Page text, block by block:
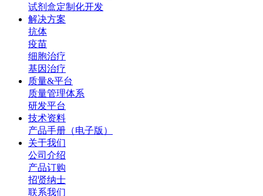
试剂盒定制化开发
解决方案
抗体
疫苗
细胞治疗
基因治疗
质量&平台
质量管理体系
研发平台
技术资料
产品手册（电子版）
关于我们
公司介绍
产品订购
招贤纳士
联系我们